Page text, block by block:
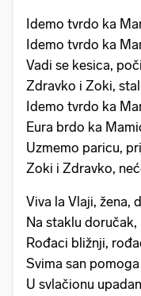
Idemo tvrdo ka
Idemo tvrdo ka
Vadi se kesica,
Zdravko i Zoki,
Idemo tvrdo ka
Eura brdo ka
Uzmemo paricu,
Zoki i Zdravko,
Viva la Vlaji, žena,
Na staklu doručak,
Rođaci bližnji,
Svima san
U svlačionu